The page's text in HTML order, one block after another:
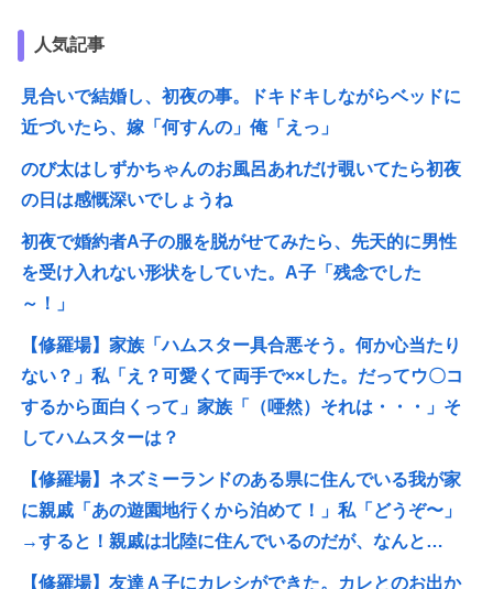
人気記事
見合いで結婚し、初夜の事。ドキドキしながらベッドに
近づいたら、嫁「何すんの」俺「えっ」
のび太はしずかちゃんのお風呂あれだけ覗いてたら初夜
の日は感慨深いでしょうね
初夜で婚約者A子の服を脱がせてみたら、先天的に男性
を受け入れない形状をしていた。A子「残念でした
～！」
【修羅場】家族「ハムスター具合悪そう。何か心当たり
ない？」私「え？可愛くて両手で××した。だってウ〇コ
するから面白くって」家族「（唖然）それは・・・」そ
してハムスターは？
【修羅場】ネズミーランドのある県に住んでいる我が家
に親戚「あの遊園地行くから泊めて！」私「どうぞ〜」
→すると！親戚は北陸に住んでいるのだが、なんと…
【修羅場】友達Ａ子にカレシができた。カレとのお出か